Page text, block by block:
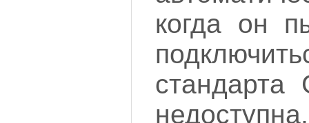
когда он
стандарта